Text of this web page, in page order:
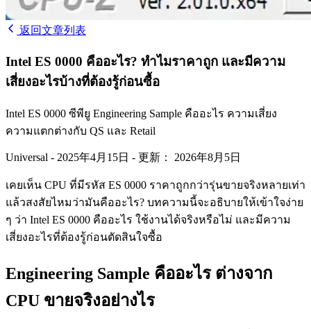
返回文章列表
Intel ES 0000 คืออะไร? ทำไมราคาถูก และมีความ
เสี่ยงอะไรบ้างที่ต้องรู้ก่อนซื้อ
Intel ES 0000 ซีพียู Engineering Sample คืออะไร ความเสี่ยง
ความแตกต่างกับ QS และ Retail
Universal - 2025年4月15日 - 更新： 2026年8月5日
เคยเห็น CPU ที่มีรหัส ES 0000 ราคาถูกกว่ารุ่นขายจริงหลายเท่า
แล้วสงสัยไหมว่ามันคืออะไร? บทความนี้จะอธิบายให้เข้าใจง่าย
ๆ ว่า Intel ES 0000 คืออะไร ใช้งานได้จริงหรือไม่ และมีความ
เสี่ยงอะไรที่ต้องรู้ก่อนตัดสินใจซื้อ
Engineering Sample คืออะไร ต่างจาก
CPU ขายจริงอย่างไร